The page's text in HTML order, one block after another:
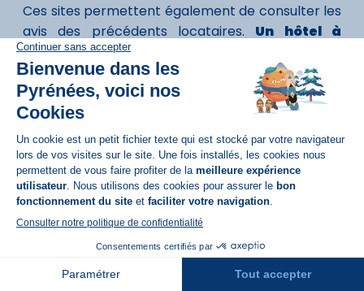
Réservation
Ces sites permettent également de consulter les
avis des précédents locataires. Un hôtel à
Gouretteouun chalet à La Pierre Saint-
Martinpeut ainsi être évalué selon des critères
précis : confort, emplacement, services
additionnels, etc.
Aidez-vous de
notre
comparateur
d'hébergements
en station de ski